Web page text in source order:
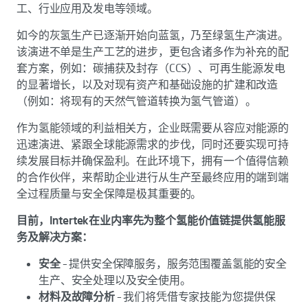
工、行业应用及发电等领域。
如今的灰氢生产已逐渐开始向蓝氢，乃至绿氢生产演进。
该演进不单是生产工艺的进步，更包含诸多作为补充的配
套方案，例如：碳捕获及封存（CCS）、可再生能源发电
的显著增长，以及对现有资产和基础设施的扩建和改造
（例如：将现有的天然气管道转换为氢气管道）。
作为氢能领域的利益相关方，企业既需要从容应对能源的
迅速演进、紧跟全球能源需求的步伐，同时还要实现可持
续发展目标并确保盈利。在此环境下，拥有一个值得信赖
的合作伙伴，来帮助企业进行从生产至最终应用的端到端
全过程质量与安全保障是极其重要的。
目前，Intertek在业内率先为整个氢能价值链提供氢能服
务及解决方案：
安全– 提供安全保障服务，服务范围覆盖氢能的安全
生产、安全处理以及安全使用。
材料及故障分析– 我们将凭借专家技能为您提供保